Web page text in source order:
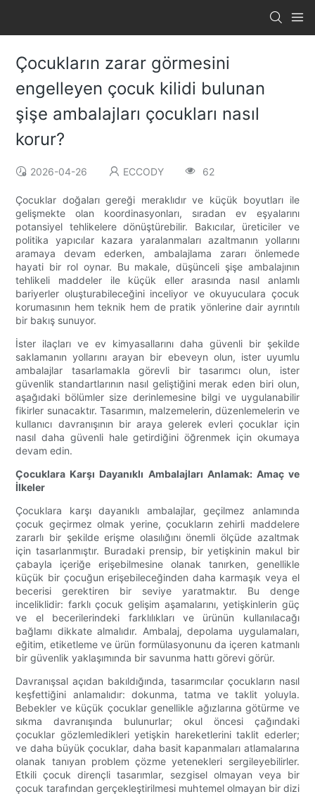
Çocukların zarar görmesini
engelleyen çocuk kilidi bulunan
şişe ambalajları çocukları nasıl
korur?
2026-04-26 ECCODY 62
Çocuklar doğaları gereği meraklıdır ve küçük boyutları ile
gelişmekte olan koordinasyonları, sıradan ev eşyalarını
potansiyel tehlikelere dönüştürebilir. Bakıcılar, üreticiler ve
politika yapıcılar kazara yaralanmaları azaltmanın yollarını
aramaya devam ederken, ambalajlama zararı önlemede
hayati bir rol oynar. Bu makale, düşünceli şişe ambalajının
tehlikeli maddeler ile küçük eller arasında nasıl anlamlı
bariyerler oluşturabileceğini inceliyor ve okuyuculara çocuk
korumasının hem teknik hem de pratik yönlerine dair ayrıntılı
bir bakış sunuyor.
İster ilaçları ve ev kimyasallarını daha güvenli bir şekilde
saklamanın yollarını arayan bir ebeveyn olun, ister uyumlu
ambalajlar tasarlamakla görevli bir tasarımcı olun, ister
güvenlik standartlarının nasıl geliştiğini merak eden biri olun,
aşağıdaki bölümler size derinlemesine bilgi ve uygulanabilir
fikirler sunacaktır. Tasarımın, malzemelerin, düzenlemelerin ve
kullanıcı davranışının bir araya gelerek evleri çocuklar için
nasıl daha güvenli hale getirdiğini öğrenmek için okumaya
devam edin.
Çocuklara Karşı Dayanıklı Ambalajları Anlamak: Amaç ve
İlkeler
Çocuklara karşı dayanıklı ambalajlar, geçilmez anlamında
çocuk geçirmez olmak yerine, çocukların zehirli maddelere
zararlı bir şekilde erişme olasılığını önemli ölçüde azaltmak
için tasarlanmıştır. Buradaki prensip, bir yetişkinin makul bir
çabayla içeriğe erişebilmesine olanak tanırken, genellikle
küçük bir çocuğun erişebileceğinden daha karmaşık veya el
becerisi gerektiren bir seviye yaratmaktır. Bu denge
inceliklidir: farklı çocuk gelişim aşamalarını, yetişkinlerin güç
ve el becerilerindeki farklılıkları ve ürünün kullanılacağı
bağlamı dikkate almalıdır. Ambalaj, depolama uygulamaları,
eğitim, etiketleme ve ürün formülasyonunu da içeren katmanlı
bir güvenlik yaklaşımında bir savunma hattı görevi görür.
Davranışsal açıdan bakıldığında, tasarımcılar çocukların nasıl
keşfettiğini anlamalıdır: dokunma, tatma ve taklit yoluyla.
Bebekler ve küçük çocuklar genellikle ağızlarına götürme ve
sıkma davranışında bulunurlar; okul öncesi çağındaki
çocuklar gözlemledikleri yetişkin hareketlerini taklit ederler;
ve daha büyük çocuklar, daha basit kapanmaları atlamalarına
olanak tanıyan problem çözme yetenekleri sergileyebilirler.
Etkili çocuk dirençli tasarımlar, sezgisel olmayan veya bir
çocuk tarafından gerçekleştirilmesi muhtemel olmayan bir dizi